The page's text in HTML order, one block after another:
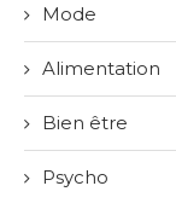
Mode
Alimentation
Bien être
Psycho